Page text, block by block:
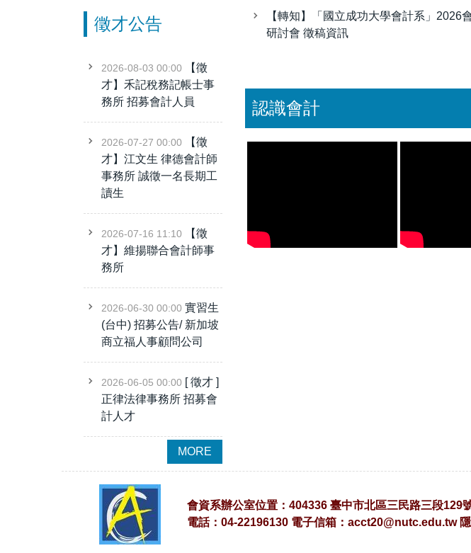
114年公務人員高等考試
►會計類科(共10位)
1.蔡○翰(111學年度畢業)
2.楊○安(112學年度畢業)
4.林○軒(113學年度畢業)
5.吳○璇(113學年度畢業)
6.林○宇(113學年度畢業)
7.黃○慧(113學年度...
ERP模組通過榜單
113年專門職業及技術人
113年專門職業及技術人
員普通考試-記帳士上榜名
在校生(共30人)
會資二1：曾玉葳、柳柏
禎、陳玟羽
會資三1：李名婕、林言
慈、林映汝、李庭儀、陳
會資三2：張佩芬、林晉
安、李宜潔...
徵才公告
2026-08-03 00:00
【徵
才】禾記稅務記帳士事
務所 招募會計人員
2026-07-27 00:00
【徵
才】江文生 律德會計師
事務所 誠徵一名長期工
讀生
2026-07-16 11:10
【徵
才】維揚聯合會計師事
務所
2026-06-30 00:00 實習生
(台中) 招募公告/ 新加坡
商立福人事顧問公司
2026-06-05 00:00 [ 徵才 ]
正律法律事務所 招募會
計人才
MORE
【轉知】「國立成功大學會計系」2026
研討會 徵稿資訊
認識會計
會資系辦公室位置：404336 臺中市北區三民路三段129
電話：04-22196130 電子信箱： acct20@nutc.edu.tw